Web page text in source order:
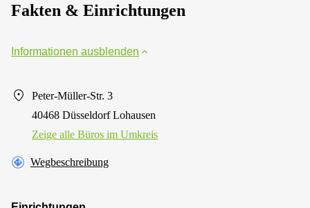
Fakten & Einrichtungen
Informationen ausblenden
Peter-Müller-Str. 3
40468 Düsseldorf Lohausen
Zeige alle Büros im Umkreis
Wegbeschreibung